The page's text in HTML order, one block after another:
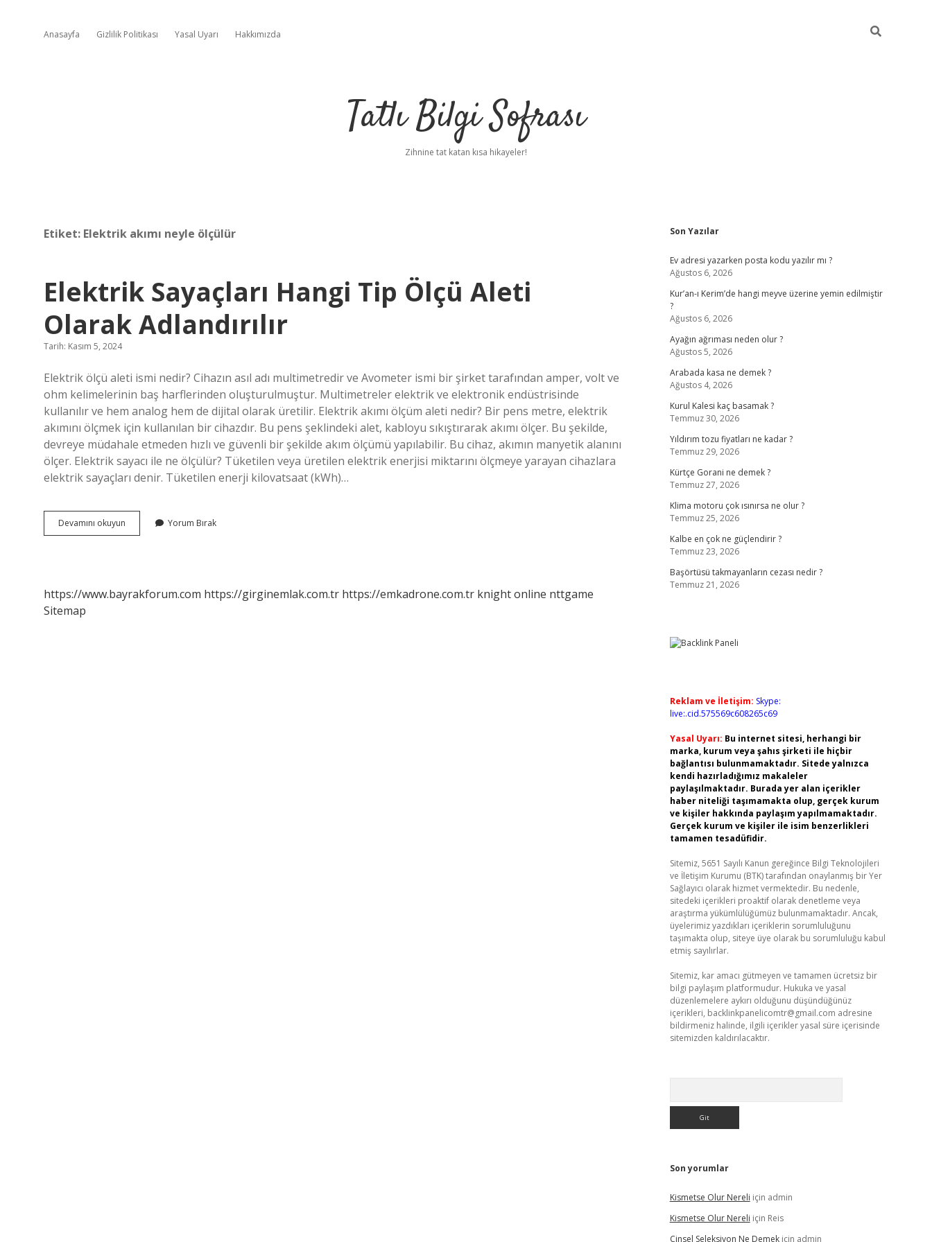
Anasayfa Gizlilik Politikası Yasal Uyarı Hakkımızda
Tatlı Bilgi Sofrası
Zihnine tat katan kısa hikayeler!
Etiket: Elektrik akımı neyle ölçülür
Elektrik Sayaçları Hangi Tip Ölçü Aleti
Olarak Adlandırılır
Tarih: Kasım 5, 2024
Elektrik ölçü aleti ismi nedir? Cihazın asıl adı multimetredir ve Avometer ismi bir şirket tarafından amper, volt ve
ohm kelimelerinin baş harflerinden oluşturulmuştur. Multimetreler elektrik ve elektronik endüstrisinde
kullanılır ve hem analog hem de dijital olarak üretilir. Elektrik akımı ölçüm aleti nedir? Bir pens metre, elektrik
akımını ölçmek için kullanılan bir cihazdır. Bu pens şeklindeki alet, kabloyu sıkıştırarak akımı ölçer. Bu şekilde,
devreye müdahale etmeden hızlı ve güvenli bir şekilde akım ölçümü yapılabilir. Bu cihaz, akımın manyetik alanını
ölçer. Elektrik sayacı ile ne ölçülür? Tüketilen veya üretilen elektrik enerjisi miktarını ölçmeye yarayan cihazlara
elektrik sayaçları denir. Tüketilen enerji kilovatsaat (kWh)…
Devamını okuyun
Sayaçları
Olarak
Yorum Bırak
https://www.bayrakforum.com https://girginemlak.com.tr https://emkadrone.com.tr knight online nttgame
Sitemap
Sidebar
Son Yazılar
Ev adresi yazarken posta kodu yazılır mı ?
Ağustos 6, 2026
Kur’an-ı Kerim’de hangi meyve üzerine yemin edilmiştir
?
Ağustos 6, 2026
Ayağın ağrıması neden olur ?
Ağustos 5, 2026
Arabada kasa ne demek ?
Ağustos 4, 2026
Kurul Kalesi kaç basamak ?
Temmuz 30, 2026
Yıldırım tozu fiyatları ne kadar ?
Temmuz 29, 2026
Kürtçe Gorani ne demek ?
Temmuz 27, 2026
Klima motoru çok ısınırsa ne olur ?
Temmuz 25, 2026
Kalbe en çok ne güçlendirir ?
Temmuz 23, 2026
Başörtüsü takmayanların cezası nedir ?
Temmuz 21, 2026
Reklam ve İletişim: Skype:
live:.cid.575569c608265c69
Yasal Uyarı: Bu internet sitesi, herhangi bir
marka, kurum veya şahıs şirketi ile hiçbir
bağlantısı bulunmamaktadır. Sitede yalnızca
kendi hazırladığımız makaleler
paylaşılmaktadır. Burada yer alan içerikler
haber niteliği taşımamakta olup, gerçek kurum
ve kişiler hakkında paylaşım yapılmamaktadır.
Gerçek kurum ve kişiler ile isim benzerlikleri
tamamen tesadüfidir.
Sitemiz, 5651 Sayılı Kanun gereğince Bilgi Teknolojileri
ve İletişim Kurumu (BTK) tarafından onaylanmış bir Yer
Sağlayıcı olarak hizmet vermektedir. Bu nedenle,
sitedeki içerikleri proaktif olarak denetleme veya
araştırma yükümlülüğümüz bulunmamaktadır. Ancak,
üyelerimiz yazdıkları içeriklerin sorumluluğunu
taşımakta olup, siteye üye olarak bu sorumluluğu kabul
etmiş sayılırlar.
Sitemiz, kar amacı gütmeyen ve tamamen ücretsiz bir
bilgi paylaşım platformudur. Hukuka ve yasal
düzenlemelere aykırı olduğunu düşündüğünüz
içerikleri, backlinkpanelicomtr@gmail.com adresine
bildirmeniz halinde, ilgili içerikler yasal süre içerisinde
sitemizden kaldırılacaktır.
Son yorumlar
Kismetse Olur Nereli için admin
Kismetse Olur Nereli için Reis
Cinsel Seleksiyon Ne Demekiçin admin